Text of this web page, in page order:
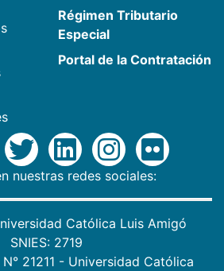
Régimen Tributario
Especial
Portal de la Contratación
nuestras redes sociales:
Católica Luis Amigó
SNIES: 2719
21211 - Universidad Católica